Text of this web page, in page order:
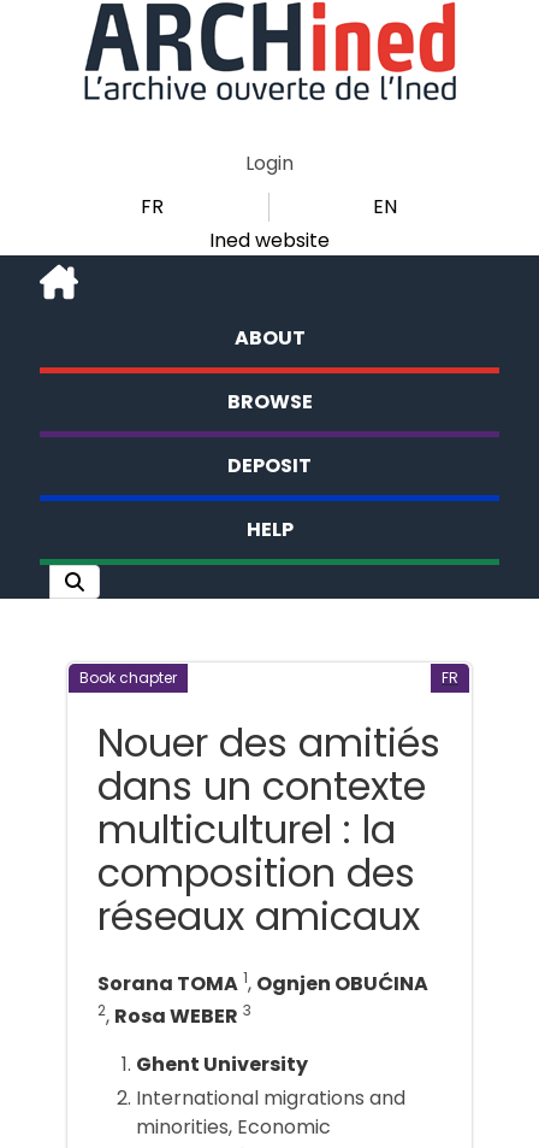
Login
FR
EN
Ined website
ABOUT
BROWSE
DEPOSIT
HELP
Book chapter FR
Nouer des amitiés
dans un contexte
multiculturel : la
composition des
réseaux amicaux
Sorana TOMA 1, Ognjen OBUĆINA
2, Rosa WEBER 3
Ghent University
International migrations and
minorities, Economic